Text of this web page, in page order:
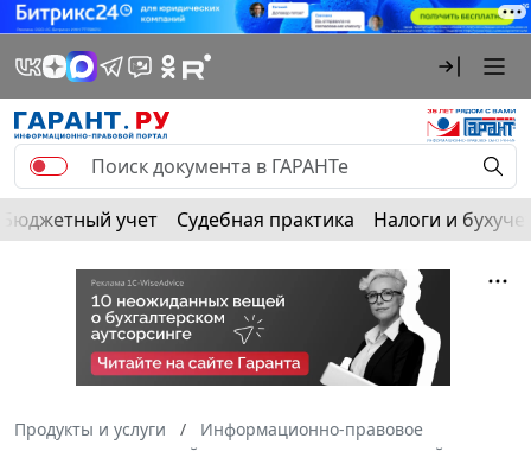
Бюджетный учет Судебная практика Налоги и
Продукты и услуги
Информационно-правовое